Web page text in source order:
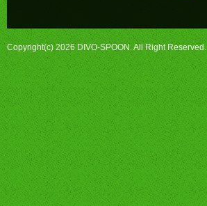
Copyright(c) 2026 DIVO-SPOON. All Right Reserved.